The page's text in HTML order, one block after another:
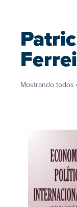
Mostrando todos